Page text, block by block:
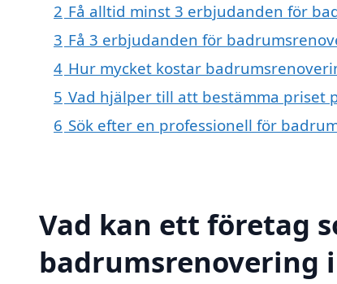
2 Få alltid minst 3 erbjudanden för
3 Få 3 erbjudanden för
4 Hur mycket kostar
5 Vad hjälper till att bestämma priset
6 Sök efter en professionell för
Vad kan ett företag
badrumsrenovering